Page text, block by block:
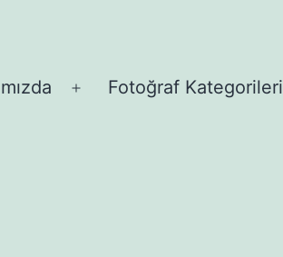
Menüyü
Fotoğraf Kategorileri